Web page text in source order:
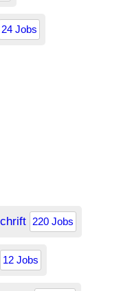
24 Jobs
220 Jobs
12 Jobs